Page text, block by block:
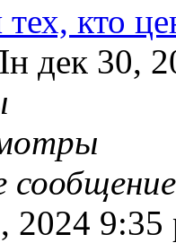
кто
дек 30,
2024 9:35